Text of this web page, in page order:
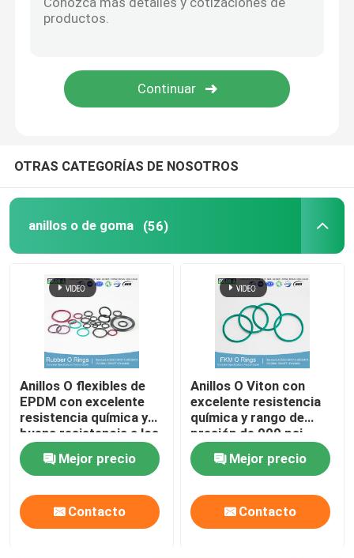
Anillo o revestido del
equipo del anillo o
OTRAS CATEGORÍAS DE NOSOTROS
anillos o de goma (56)
Anillos O flexibles de
EPDM con excelente
resistencia química y
buena resistencia a los
rayos UV
Mejor precio
Contacto
Anillos O Viton con
excelente resistencia
química y rango de
presión de 000 psi
Mejor precio
Contacto